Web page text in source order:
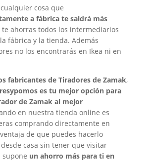
cosa que
a fábrica te saldrá más
te ahorras todos los intermediarios
fábrica y la tienda. Además
no los encontrarás en Ikea ni en
fabricantes de Tiradores de Zamak,
es tu mejor opción para
de Zamak al mejor
en nuestra tienda online es
comprando directamente en
de que puedes hacerlo
casa sin tener que visitar
supone un ahorro más para ti en